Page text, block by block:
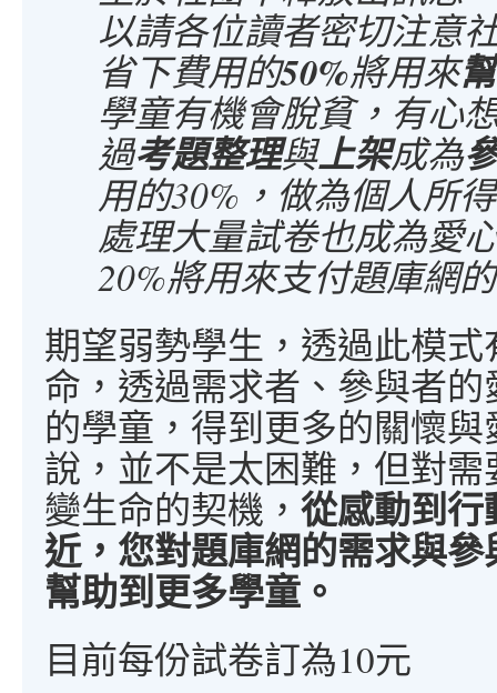
以請各位讀者密切注意
省下費用的50%將用來
學童有機會脫貧，有心
過考題整理與上架成為
用的30%，做為個人所
處理大量試卷也成為愛
20%將用來支付題庫網
期望弱勢學生，透過此模
命，透過需求者、參與者
的學童，得到更多的關懷
說，並不是太困難，但對
變生命的契機， 從感動到
近，您對題庫網的需求與
幫助到更多學童。
目前每份試卷訂為10元